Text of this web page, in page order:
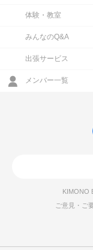
体験・教室
みんなのQ&A
出張サービス
メンバー一覧
KIMONO
ご意見・ご